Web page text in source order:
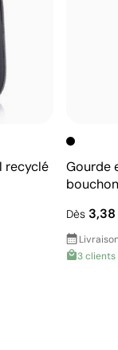
recyclé
Gourde
Dès
Livraison
3